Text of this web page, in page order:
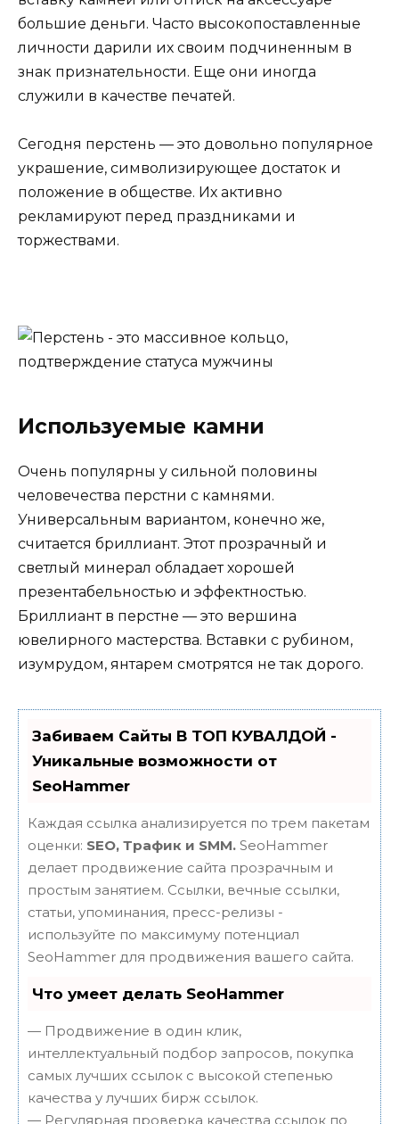
большие деньги. Часто высокопоставленные
личности дарили их своим подчиненным в
знак признательности. Еще они иногда
служили в качестве печатей.
Сегодня перстень — это довольно популярное
украшение, символизирующее достаток и
положение в обществе. Их активно
рекламируют перед праздниками и
торжествами.
Используемые камни
Очень популярны у сильной половины
человечества перстни с камнями.
Универсальным вариантом, конечно же,
считается бриллиант. Этот прозрачный и
светлый минерал обладает хорошей
презентабельностью и эффектностью.
Бриллиант в перстне — это вершина
ювелирного мастерства. Вставки с рубином,
изумрудом, янтарем смотрятся не так дорого.
Забиваем Сайты В ТОП КУВАЛДОЙ -
Уникальные возможности от
SeoHammer
Каждая ссылка анализируется по трем пакетам
оценки: SEO, Трафик и SMM. SeoHammer
делает продвижение сайта прозрачным и
простым занятием. Ссылки, вечные ссылки,
статьи, упоминания, пресс-релизы -
используйте по максимуму потенциал
SeoHammer для продвижения вашего сайта.
Что умеет делать SeoHammer
— Продвижение в один клик,
интеллектуальный подбор запросов, покупка
самых лучших ссылок с высокой степенью
качества у лучших бирж ссылок.
— Регулярная проверка качества ссылок по